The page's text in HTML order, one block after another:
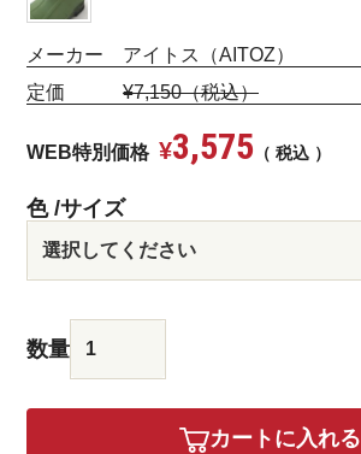
メーカー アイトス（AITOZ）
定価 ¥7,150（税込）
WEB特別価格 ¥3,575 税込
色 サイズ
カートに入れる